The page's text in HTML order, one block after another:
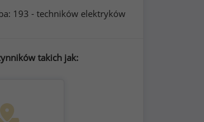
193 - techników elektryków
takich jak: